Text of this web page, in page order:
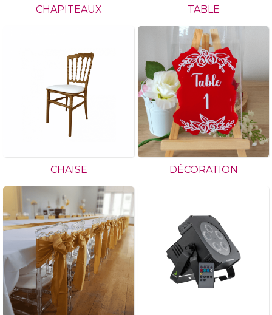
CHAPITEAUX TABLE
CHAISE DÉCORATION